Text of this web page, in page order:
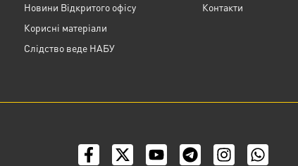
Новини Відкритого офісу
Корисні матеріали
Слідство веде НАБУ
Контакти